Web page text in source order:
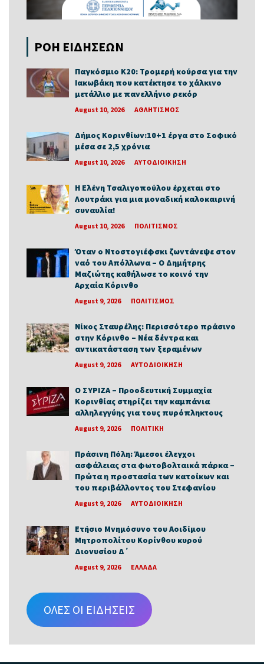
ΡΟΗ ΕΙΔΗΣΕΩΝ
Παγκόσμιο Κ20: Τρομερή κούρσα για την
Ιακωβάκη που κατέκτησε το χάλκινο
μετάλλιο με πανελλήνιο ρεκόρ
August 10, 2026 ΑΘΛΗΤΙΣΜΟΣ
Δήμος Κορινθίων:10+1 έργα στο Σοφικό
μέσα σε 2,5 χρόνια
August 10, 2026 ΑΥΤΟΔΙΟΙΚΗΣΗ
Η Ελένη Τσαλιγοπούλου έρχεται στο
Λουτράκι για μια μοναδική καλοκαιρινή
συναυλία!
August 10, 2026 ΠΟΛΙΤΙΣΜΟΣ
Όταν ο Ντοστογιέφσκι ζωντάνεψε στον
ναό του Απόλλωνα – Ο Δημήτρης
Μαζιώτης καθήλωσε το κοινό την
Αρχαία Κόρινθο
August 9, 2026 ΠΟΛΙΤΙΣΜΟΣ
Νίκος Σταυρέλης: Περισσότερο πράσινο
στην Κόρινθο – Νέα δέντρα και
αντικατάσταση των ξεραμένων
August 9, 2026 ΑΥΤΟΔΙΟΙΚΗΣΗ
Ο ΣΥΡΙΖΑ – Προοδευτική Συμμαχία
Κορινθίας στηρίζει την καμπάνια
αλληλεγγύης για τους πυρόπληκτους
August 9, 2026 ΠΟΛΙΤΙΚΗ
Πράσινη Πόλη: Άμεσοι έλεγχοι
ασφάλειας στα φωτοβολταικά πάρκα –
Πρώτα η προστασία των κατοίκων και
του περιβάλλοντος του Στεφανίου
August 9, 2026 ΑΥΤΟΔΙΟΙΚΗΣΗ
Ετήσιο Μνημόσυνο του Αοιδίμου
Μητροπολίτου Κορίνθου κυρού
Διονυσίου Δ΄
August 9, 2026 ΕΛΛΑΔΑ
ΟΛΕΣ ΟΙ ΕΙΔΗΣΕΙΣ